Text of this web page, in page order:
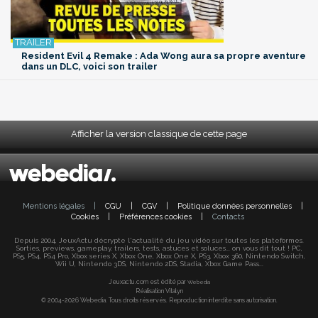
Resident Evil 4 Remake : Ada Wong aura sa propre aventure
dans un DLC, voici son trailer
Afficher la version classique de cette page
Mentions légales CGU CGV Politique données personnelles
Cookies
Préférences cookies Contacts
Depuis 2004, JeuxActu décrypte l'actualité du jeu vidéo sur toutes les plateformes.
Sorties, previews, gameplay, trailers, tests, astuces et soluces... on vous dit tout ! PC,
PS5, PS4, PS4 Pro, Xbox series X, Xbox One, Xbox One X, PS3, Xbox 360, Nintendo Switch,
Wii U, Nintendo 3DS, Nintendo 2DS, Stadia, Xbox Game Pass...
Jeuxactu.com est édité par Webedia
Réalisation Vitalyn
© 2004-2026 Webedia. Tous droits réservés. Reproduction interdite sans autorisation.